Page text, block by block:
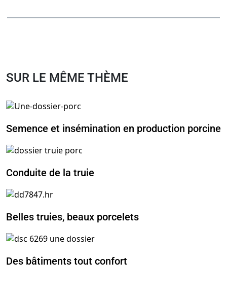
SUR LE MÊME THÈME
Semence et insémination en production porcine
Conduite de la truie
Belles truies, beaux porcelets
Des bâtiments tout confort